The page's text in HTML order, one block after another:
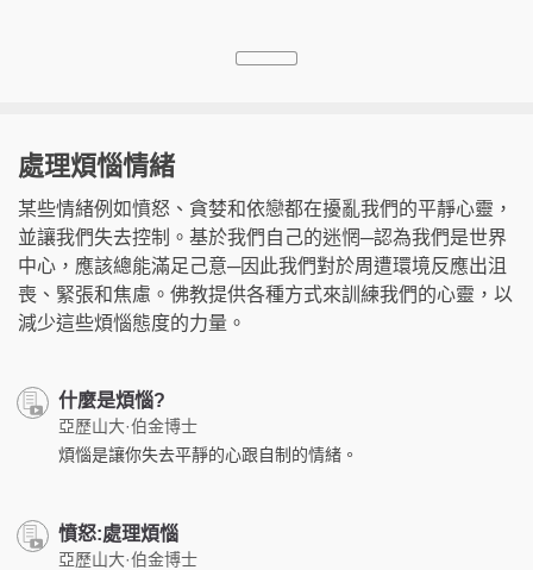
處理煩惱情緒
某些情緒例如憤怒、貪婪和依戀都在擾亂我們的平靜心靈，
並讓我們失去控制。基於我們自己的迷惘─認為我們是世界
中心，應該總能滿足己意─因此我們對於周遭環境反應出沮
喪、緊張和焦慮。佛教提供各種方式來訓練我們的心靈，以
減少這些煩惱態度的力量。
什麼是煩惱?
亞歷山大·伯金博士
煩惱是讓你失去平靜的心跟自制的情緒。
憤怒:處理煩惱
亞歷山大·伯金博士